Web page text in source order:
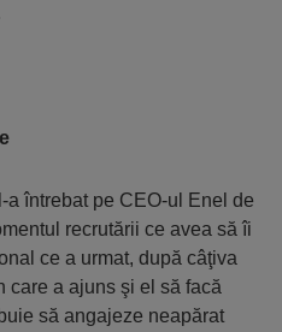
întrebat pe CEO-ul Enel de
recrutării ce avea să îi
ce a urmat, după câţiva
care a ajuns şi el să facă
să angajeze neapărat